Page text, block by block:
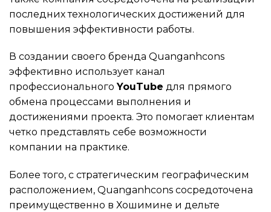
последних технологических достижений для
повышения эффективности работы.
В создании своего бренда Quanganhcons
эффективно использует канал
профессиональногоYouTube для прямого
обмена процессами выполнения и
достижениями проекта. Это помогает клиентам
четко представлять себе возможности
компании на практике.
Более того, с стратегическим географическим
расположением, Quanganhcons сосредоточена
преимущественно в Хошимине и дельте